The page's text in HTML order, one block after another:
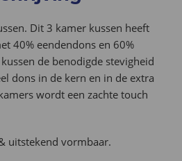
Dit 3 kamer kussen heeft
40% eendendons en 60%
de benodigde stevigheid
dons in de kern en in de extra
wordt een zachte touch
uitstekend vormbaar.